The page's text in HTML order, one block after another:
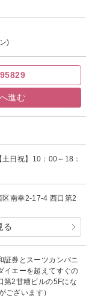
)
進む
日祝】10：00～18：
南幸2-17-4 西口第2
る
証券とスーツカンパニ
イエーを超えてすぐの
第2甘糟ビルの5Fにな
ございます）